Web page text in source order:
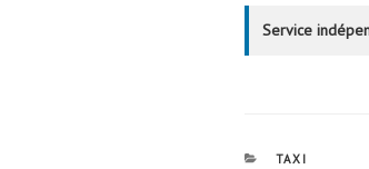
Service
CATÉGORIES
TAXI